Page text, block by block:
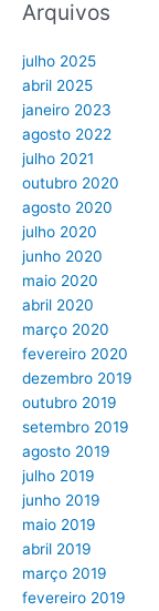
Arquivos
julho 2025
abril 2025
janeiro 2023
agosto 2022
julho 2021
outubro 2020
agosto 2020
julho 2020
junho 2020
maio 2020
abril 2020
março 2020
fevereiro 2020
dezembro 2019
outubro 2019
setembro 2019
agosto 2019
julho 2019
junho 2019
maio 2019
abril 2019
março 2019
fevereiro 2019